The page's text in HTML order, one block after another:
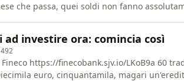
passa, quei soldi non fanno assolutamente niente.
ad investire ora: comincia così
⁠https://finecobank.sjv.io/LKoB9a 60 trade
euro, cinquantamila, magari